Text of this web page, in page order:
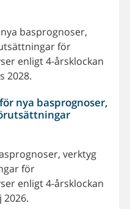
basprognoser,
för
enligt 4-årsklockan
2028.
nya basprognoser,
verktyg
för
enligt 4-årsklockan
2026.